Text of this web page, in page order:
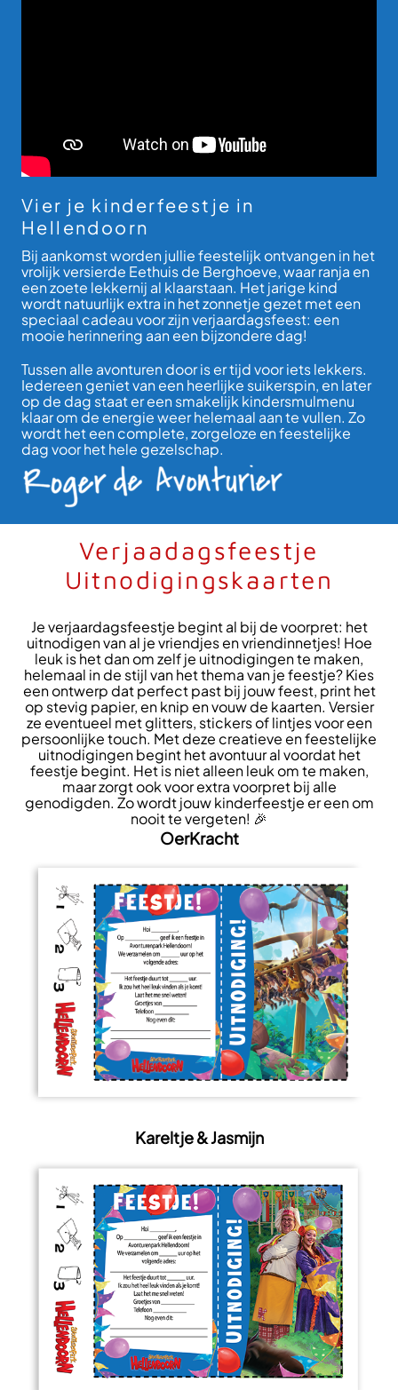
Vier je kinderfeestje in
Hellendoorn
Bij aankomst worden jullie feestelijk ontvangen in het
vrolijk versierde Eethuis de Berghoeve, waar ranja en
een zoete lekkernij al klaarstaan. Het jarige kind
wordt natuurlijk extra in het zonnetje gezet met een
speciaal cadeau voor zijn verjaardagsfeest: een
mooie herinnering aan een bijzondere dag!
Tussen alle avonturen door is er tijd voor iets lekkers.
Iedereen geniet van een heerlijke suikerspin, en later
op de dag staat er een smakelijk kindersmulmenu
klaar om de energie weer helemaal aan te vullen. Zo
wordt het een complete, zorgeloze en feestelijke
dag voor het hele gezelschap.
Verjaadagsfeestje
Uitnodigingskaarten
Je verjaardagsfeestje begint al bij de voorpret: het
uitnodigen van al je vriendjes en vriendinnetjes! Hoe
leuk is het dan om zelf je uitnodigingen te maken,
helemaal in de stijl van het thema van je feestje? Kies
een ontwerp dat perfect past bij jouw feest, print het
op stevig papier, en knip en vouw de kaarten. Versier
ze eventueel met glitters, stickers of lintjes voor een
persoonlijke touch. Met deze creatieve en feestelijke
uitnodigingen begint het avontuur al voordat het
feestje begint. Het is niet alleen leuk om te maken,
maar zorgt ook voor extra voorpret bij alle
genodigden. Zo wordt jouw kinderfeestje er een om
nooit te vergeten! 🎉
OerKracht
Kareltje & Jasmijn